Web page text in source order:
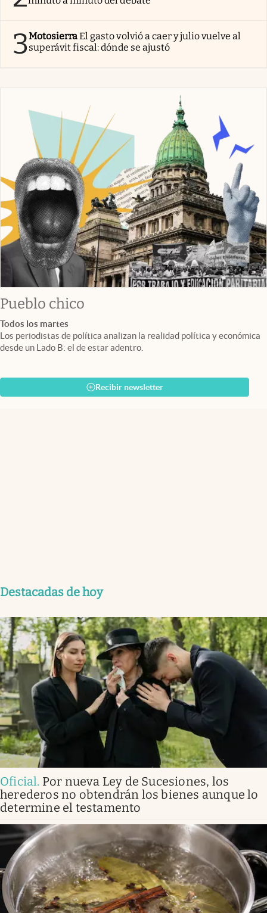
3MotosierraEl gasto volvió a caer y julio vuelve al
superávit fiscal: dónde se ajustó
Pueblo chico
Todos los martes
Los periodistas de política analizan la realidad política y económica
desde un Lado B: el de estar adentro.
Recibir newsletter
Destacadas de hoy
Oficial. Por nueva Ley de Sucesiones, los
herederos no obtendrán los bienes aunque lo
determine el testamento